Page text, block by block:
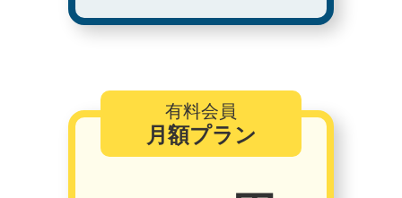
有料会員
月額プラン